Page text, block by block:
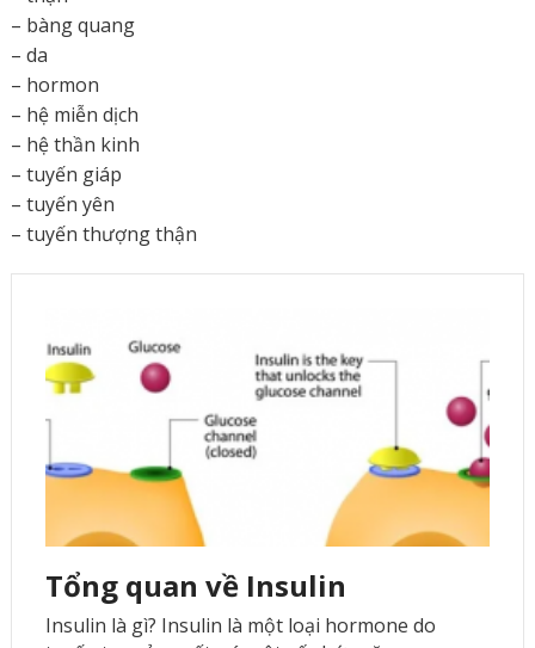
– bàng quang
– da
– hormon
– hệ miễn dịch
– hệ thần kinh
– tuyến giáp
– tuyến yên
– tuyến thượng thận
Tổng quan về Insulin
Insulin là gì? Insulin là một loại hormone do